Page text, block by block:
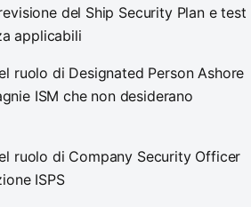
del Ship Security Plan e test
applicabili
ruolo di Designated Person Ashore
ISM che non desiderano
ruolo di Company Security Officer
ISPS